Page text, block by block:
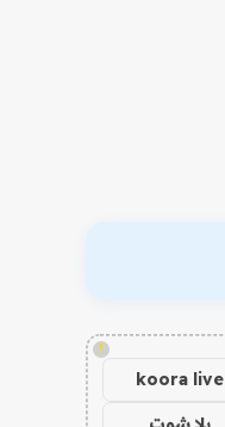
!
koora live